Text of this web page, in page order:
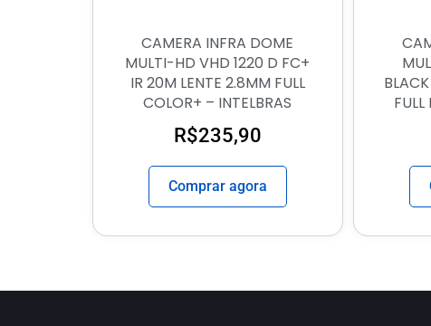
CAMERA INFRA DOME
MULTI-HD VHD 1220 D FC+
IR 20M LENTE 2.8MM FULL
COLOR+ – INTELBRAS
R$235,90
Comprar agora